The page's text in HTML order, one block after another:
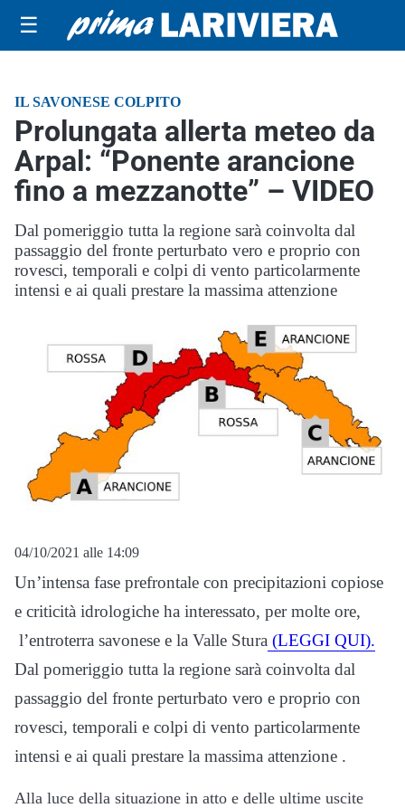
☰
IL SAVONESE COLPITO
Prolungata allerta meteo da
Arpal: “Ponente arancione
fino a mezzanotte” – VIDEO
Dal pomeriggio tutta la regione sarà coinvolta dal
passaggio del fronte perturbato vero e proprio con
rovesci, temporali e colpi di vento particolarmente
intensi e ai quali prestare la massima attenzione
04/10/2021 alle 14:09
Un’intensa fase prefrontale con precipitazioni copiose
e criticità idrologiche ha interessato, per molte ore,
l’entroterra savonese e la Valle Stura (LEGGI QUI).
Dal pomeriggio tutta la regione sarà coinvolta dal
passaggio del fronte perturbato vero e proprio con
rovesci, temporali e colpi di vento particolarmente
intensi e ai quali prestare la massima attenzione .
Alla luce della situazione in atto e delle ultime uscite